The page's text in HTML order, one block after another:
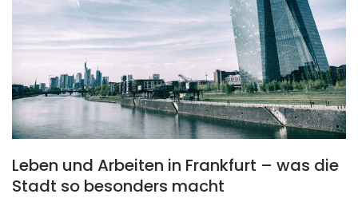
Leben und Arbeiten in Frankfurt – was die
Stadt so besonders macht